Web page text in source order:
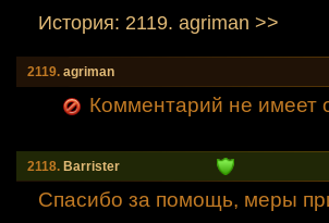
История: 2119. agriman >>
2119. agriman
Комментарий не имеет
2118. Barrister
Спасибо за помощь, меры